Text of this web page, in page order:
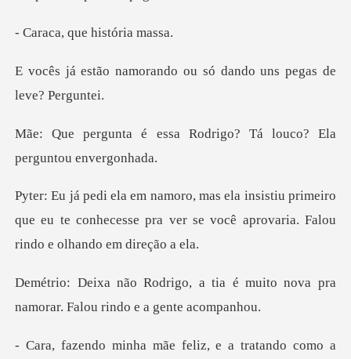
que histó
ando ou só dando uns pe
a Rodrigo? Tá louco? Ela
u primeiro
que eu te conhecesse pra ver se você a
tia é muito nova pra
namorar.
tratando como a